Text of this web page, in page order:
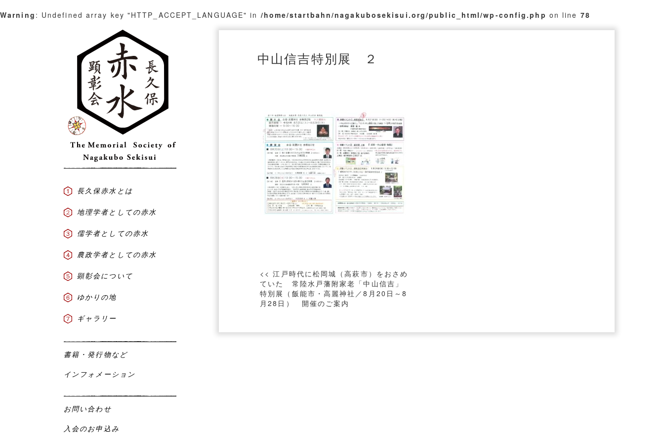
Warning : Undefined array key "HTTP_ACCEPT_LANGUAGE" in /home/startbahn/nagakubosekisui.org/public_html/wp-config.php on line 78
長久保赤水とは
地理学者としての赤水
儒学者としての赤水
農政学者としての赤水
顕彰会について
ゆかりの地
ギャラリー
書籍・発行物など
インフォメーション
お問い合わせ
入会のお申込み
中山信吉特別展 ２
投
稿
ナ
ビ
ー
<< 江戸時代に松岡城（高萩市）をおさめ
ていた 常陸水戸藩附家老「中山信吉」
特別展（飯能市・高麗神社／8月20日～8
月28日） 開催のご案内